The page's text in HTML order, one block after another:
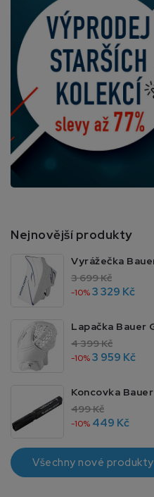
Nejnovější produkty
3 699 Kč
-10%3 329 Kč
4 399 Kč
-10%3 959 Kč
499 Kč
-10% 449 Kč
Všechny nové produkty